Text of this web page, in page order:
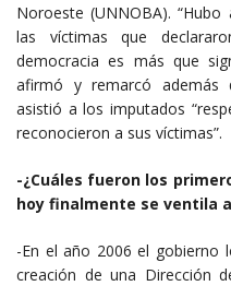
Noroeste (UNNOBA).
las víctimas que
democracia es más que
afirmó y remarcó además
asistió a los imputados
reconocieron a sus víctimas”.
-¿Cuáles fueron los
hoy finalmente se ventila
-En el año 2006 el gobierno
creación de una Dirección